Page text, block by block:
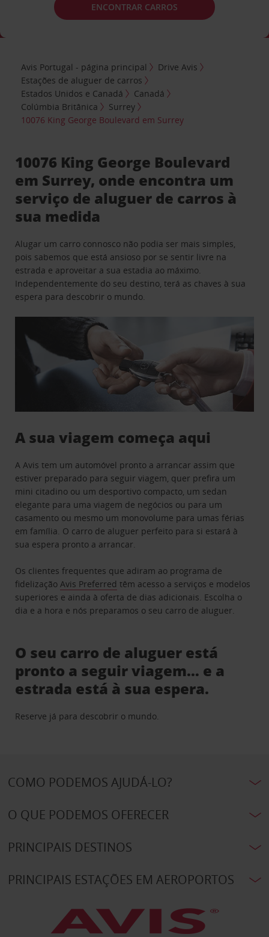
ENCONTRAR CARROS
Avis Portugal - página principal
Drive Avis
Estações de aluguer de carros
Estados Unidos e Canadá
Canadá
Colúmbia Britânica
Surrey
10076 King George Boulevard em Surrey
10076 King George Boulevard
em Surrey, onde encontra um
serviço de aluguer de carros à
sua medida
Alugar um carro connosco não podia ser mais simples,
pois sabemos que está ansioso por se sentir livre na
estrada e aproveitar a sua estadia ao máximo.
Independentemente do seu destino, terá as chaves à sua
espera para descobrir o mundo.
A sua viagem começa aqui
A Avis tem um automóvel pronto a arrancar assim que
estiver preparado para seguir viagem, quer prefira um
mini citadino ou um desportivo compacto, um sedan
elegante para uma viagem de negócios ou para um
casamento ou mesmo um monovolume para umas férias
em família. O carro de aluguer perfeito para si estará à
sua espera pronto a arrancar.
Os clientes frequentes que adiram ao programa de
fidelizaçãoAvis Preferred têm acesso a serviços e modelos
superiores e ainda à oferta de dias adicionais. Escolha o
dia e a hora e nós preparamos o seu carro de aluguer.
O seu carro de aluguer está
pronto a seguir viagem… e a
estrada está à sua espera.
Reserve já para descobrir o mundo.
COMO PODEMOS AJUDÁ-LO?
O QUE PODEMOS OFERECER
PRINCIPAIS DESTINOS
PRINCIPAIS ESTAÇÕES EM AEROPORTOS